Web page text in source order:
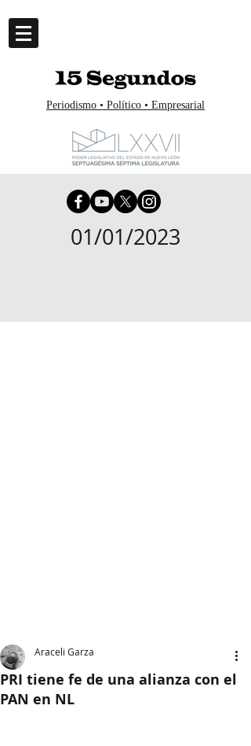
Periodismo • Político • Empresarial
01/01/2023
PRI tiene fe de una alianza con el
PAN en NL
Araceli Garza